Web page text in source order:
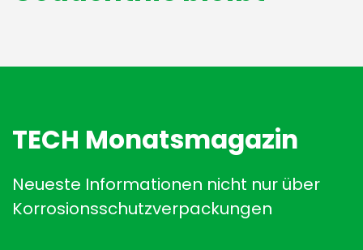
TECH Monatsmagazin
Neueste Informationen nicht nur über
Korrosionsschutzverpackungen